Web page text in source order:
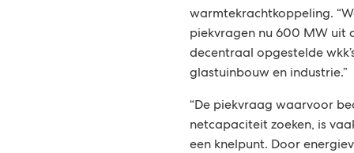
warmtekrachtkoppeling.
piekvragen nu 600 MW uit
decentraal opgestelde
glastuinbouw en industrie.”
“De piekvraag waarvoor
netcapaciteit zoeken, is
een knelpunt. Door